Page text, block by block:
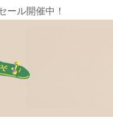
ール開催中！